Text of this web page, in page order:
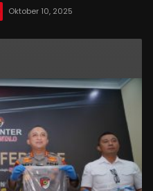
Oktober 10, 2025